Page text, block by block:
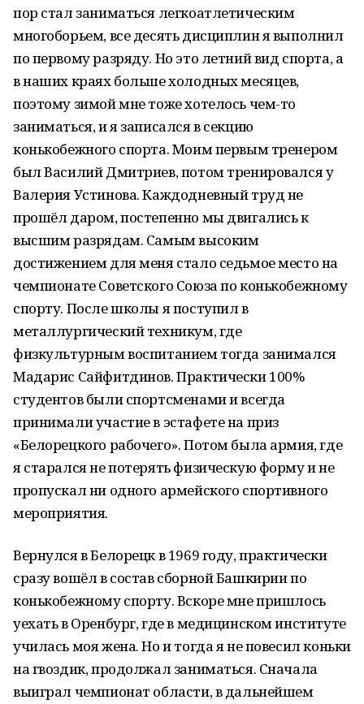
пор стал заниматься легкоатлетическим
многоборьем, все десять дисциплин я выполнил
по первому разряду. Но это летний вид спорта, а
в наших краях больше холодных месяцев,
поэтому зимой мне тоже хотелось чем-то
заниматься, и я записался в секцию
конькобежного спорта. Моим первым тренером
был Василий Дмитриев, потом тренировался у
Валерия Устинова. Каждодневный труд не
прошёл даром, постепенно мы двигались к
высшим разрядам. Самым высоким
достижением для меня стало седьмое место на
чемпионате Советского Союза по конькобежному
спорту. После школы я поступил в
металлургический техникум, где
физкультурным воспитанием тогда занимался
Мадарис Сайфитдинов. Практически 100%
студентов были спортсменами и всегда
принимали участие в эстафете на приз
«Белорецкого рабочего». Потом была армия, где
я старался не потерять физическую форму и не
пропускал ни одного армейского спортивного
мероприятия.
Вернулся в Белорецк в 1969 году, практически
сразу вошёл в состав сборной Башкирии по
конькобежному спорту. Вскоре мне пришлось
уехать в Оренбург, где в медицинском институте
училась моя жена. Но и тогда я не повесил коньки
на гвоздик, продолжал заниматься. Сначала
выиграл чемпионат области, в дальнейшем